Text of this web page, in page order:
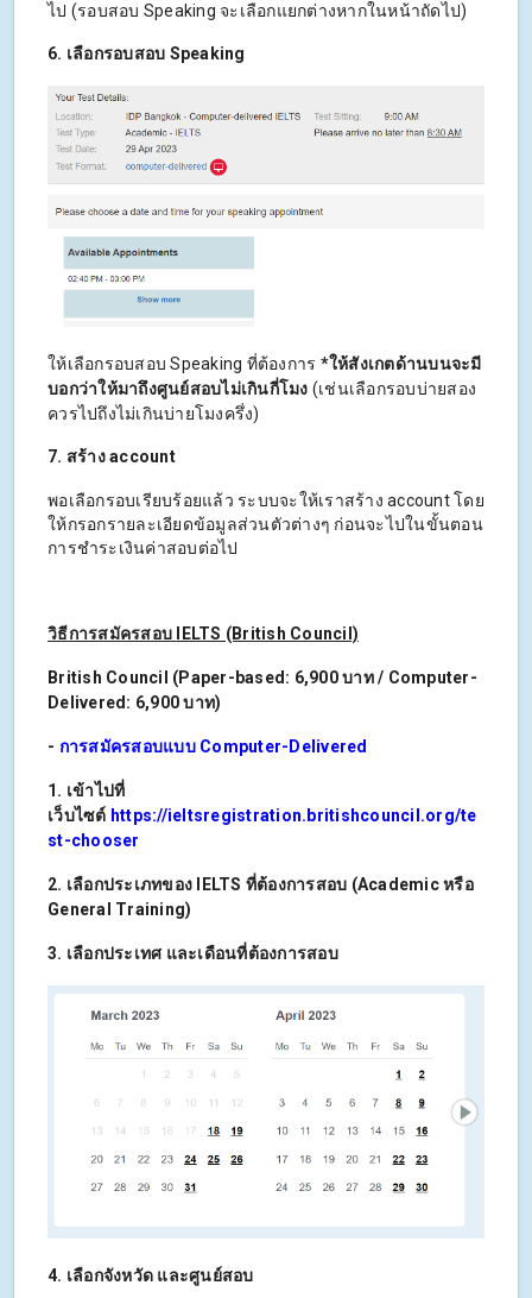
ไป (รอบสอบ Speaking จะเลือกแยกต่างหากในหน้าถัดไป)
6. เลือกรอบสอบ Speaking
ให้เลือกรอบสอบ Speaking ที่ต้องการ *ให้สังเกตด้านบนจะมี
บอกว่าให้มาถึงศูนย์สอบไม่เกินกี่โมง (เช่นเลือกรอบบ่ายสอง
ควรไปถึงไม่เกินบ่ายโมงครึ่ง)
7. สร้าง account
พอเลือกรอบเรียบร้อยแล้ว ระบบจะให้เราสร้าง account โดย
ให้กรอกรายละเอียดข้อมูลส่วนตัวต่างๆ ก่อนจะไปในขั้นตอน
การชำระเงินค่าสอบต่อไป
วิธีการสมัครสอบ IELTS (British Council)
British Council (Paper-based: 6,900บาท/ Computer-
Delivered: 6,900บาท)
- การสมัครสอบแบบ Computer-Delivered
1. เข้าไปที่
เว็บไซต์ https://ieltsregistration.britishcouncil.org/te
st-chooser
2. เลือกประเภทของ IELTS ที่ต้องการสอบ (Academic หรือ
General Training)
3. เลือกประเทศ และเดือนที่ต้องการสอบ
4. เลือกจังหวัด และศูนย์สอบ